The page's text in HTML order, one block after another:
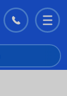
Контакты
меню